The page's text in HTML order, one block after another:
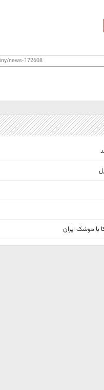
با موشک ایران